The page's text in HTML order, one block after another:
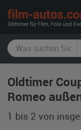
Oldtimer
Romeo
1 bis 2 von